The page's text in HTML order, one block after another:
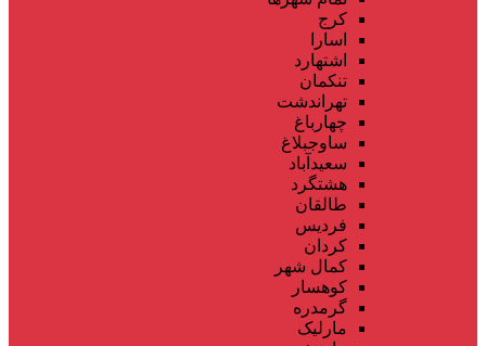
کرج
اسارا
اشتهارد
تنکمان
تهراندشت
چهارباغ
ساوجبلاغ
سعیدآباد
هشتگرد
طالقان
فردیس
کردان
کمال شهر
کوهسار
گرمدره
مارلیک